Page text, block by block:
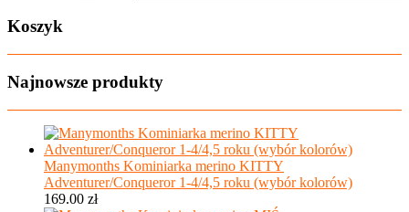
Koszyk
Najnowsze produkty
Manymonths Kominiarka merino KITTY
Adventurer/Conqueror 1-4/4,5 roku (wybór kolorów)
169.00 zł